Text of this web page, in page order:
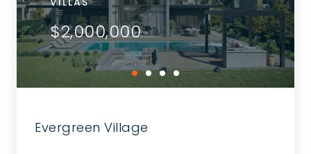
$2,000,000
Evergreen Village